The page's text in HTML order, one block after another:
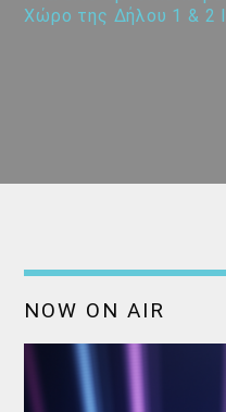
Χώρο της Δήλου 1 & 2
NOW ON AIR